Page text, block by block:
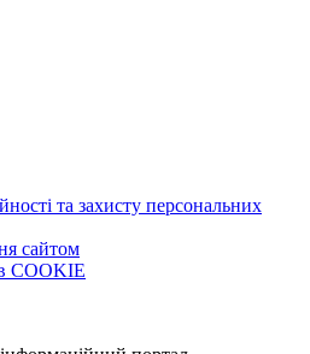
та захисту персональних
сайтом
COOKIE